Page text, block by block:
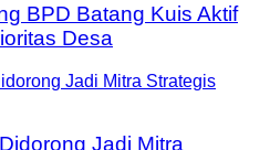
BPD Batang Kuis Aktif
Desa
Jadi Mitra